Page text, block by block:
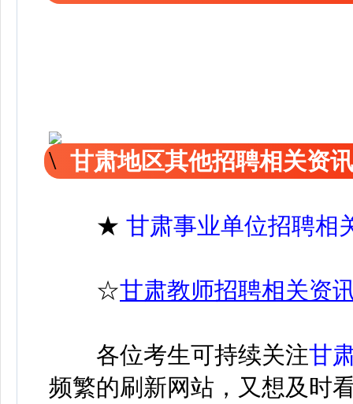
甘肃地区其他招聘相关资
★ 甘肃事业单位招聘相
☆甘肃教师招聘相关资
各位考生可持续关注甘
频繁的刷新网站，又想及时